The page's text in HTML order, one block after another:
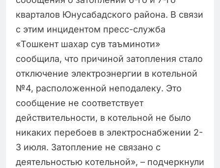
кварталов Юнусабадского района. В связи
с этим инцидентом пресс-служба
«Тошкент шахар сув таъминоти»
сообщила, что причиной затопления стало
отключение электроэнергии в котельной
№4, расположенной неподалеку. Это
сообщение не соответствует
действительности, в котельной не было
никаких перебоев в электроснабжении 2-
3 июля. Затопление не связано с
деятельностью котельной», – подчеркнули